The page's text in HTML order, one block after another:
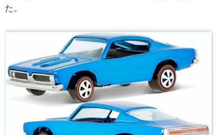
た。